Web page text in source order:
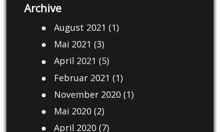
Archive
August 2021 (1)
Mai 2021 (3)
April 2021 (5)
Februar 2021 (1)
November 2020(1)
Mai 2020(2)
April 2020(7)